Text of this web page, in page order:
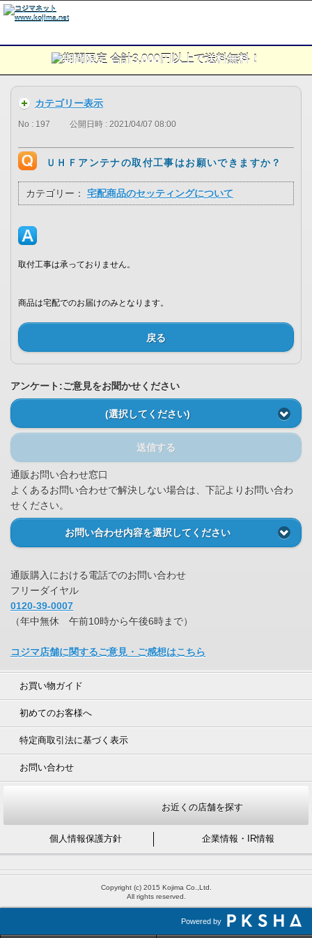
カテゴリー表示
No : 197 公開日時 : 2021/04/07 08:00
ＵＨＦアンテナの取付工事はお願いできますか？
カテゴリー： 宅配商品のセッティングについて
取付工事は承っておりません。
商品は宅配でのお届けのみとなります。
戻る
アンケート:ご意見をお聞かせください
(選択してください)
送信する
通販お問い合わせ窓口
よくあるお問い合わせで解決しない場合は、下記よりお問い合わ
せください。
お問い合わせ内容を選択してください
通販購入における電話でのお問い合わせ
フリーダイヤル
0120-39-0007
（年中無休 午前10時から午後6時まで）
コジマ店舗に関するご意見・ご感想はこちら
お買い物ガイド
初めてのお客様へ
特定商取引法に基づく表示
お問い合わせ
お近くの店舗を探す
個人情報保護方針 企業情報・IR情報
Copyright (c) 2015 Kojima Co.,Ltd.
All rights reserved.
Powered by